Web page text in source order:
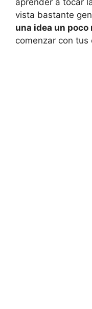
aprender a tocar
vista bastante
una idea un poco
comenzar con tus